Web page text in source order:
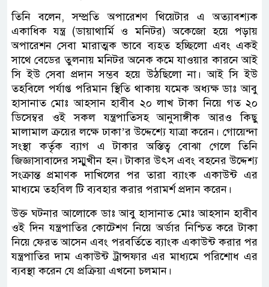
তিনি বলেন, সম্প্রতি অপারেশণ থিয়েটার এ অত্যাবশ্যক
একাধিক যন্ত্র (ডায়াথার্মি ও মনিটর) অকেজো হয়ে পড়ায়
অপারেশন সেবা মারাত্মক ভাবে ব্যহত হচ্ছিলো এবং একই
সাথে বেডের তুলনায় মনিটর অনেক কমে যাওয়ার কারনে আই
সি ইউ সেবা প্রদান সম্ভব হয়ে উঠছিলো না। আই সি ইউ
তহবিলে পর্যাপ্ত পরিমান স্থিতি থাকায় যমেক অধ্যক্ষ ডাঃ আবু
হাসানাত মোঃ আহসান হাবীব ২০ লাখ টাকা নিয়ে গত ২০
ডিসেম্বর ওই সকল যন্ত্রপাতিসহ আনুসাঙ্গীক আরও কিছু
মালামাল ক্রয়ের লক্ষে ঢাকা’র উদ্দেশ্যে যাত্রা করেন। গোয়েন্দা
সংস্থা কর্তৃক ব্যাগ এ টাকার অস্তিত্ব বোঝা গেলে তিনি
জিজ্ঞাসাবাদের সম্মুখীন হন। টাকার উৎস এবং বহনের উদ্দেশ্য
সংক্রান্ত প্রমাণক দাখিলের পর তারা ব্যাংক একাউন্ট এর
মাধ্যমে তহবিল টি ব্যবহার করার পরামর্শ প্রদান করেন।
উক্ত ঘটনার আলোকে ডাঃ আবু হাসানাত মোঃ আহসান হাবীব
ওই দিন যন্ত্রপাতির কোটেশণ নিয়ে অর্ডার নিশ্চিত করে টাকা
নিয়ে ফেরত আসেন এবং পরবর্তিতে ব্যাংক একাউন্ট করার পর
যন্ত্রপাতির দাম একাউন্ট ট্রান্সফার এর মাধ্যমে পরিশোধ এর
ব্যবস্থা করেন যে প্রক্রিয়া এখনো চলমান।